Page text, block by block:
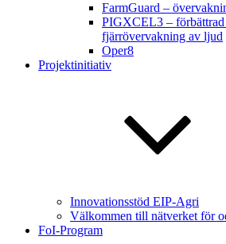
FarmGuard –
PIGXCEL3 – förbättrad
fjärrövervakning av ljud
Oper8
Projektinitiativ
Innovationsstöd EIP-Agri
Välkommen till nätverket för
FoI-Program